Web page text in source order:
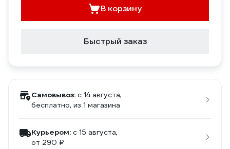
В корзину
Быстрый заказ
Самовывоз: c 14 августа,
бесплатно, из 1 магазина
Курьером: c 15 августа,
от 290 ₽